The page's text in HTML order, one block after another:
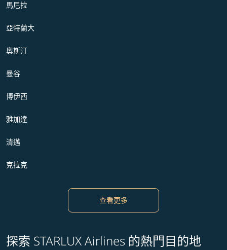
馬尼拉
亞特蘭大
奧斯汀
曼谷
博伊西
雅加達
清邁
克拉克
查看更多
探索 STARLUX Airlines 的熱門目的地